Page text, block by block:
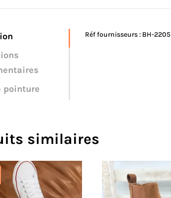
pointure
Réf fournisseurs : BH-2205
similaires